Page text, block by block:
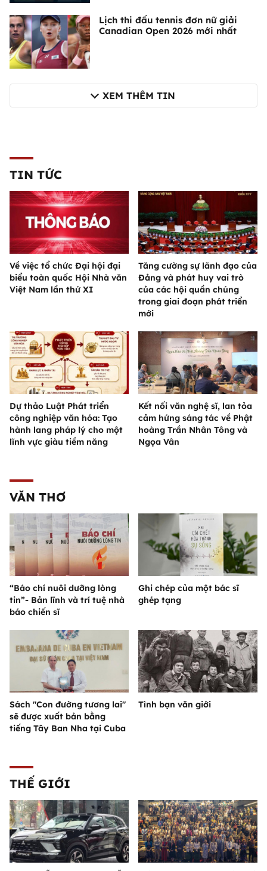
Lịch thi đấu tennis đơn nữ giải
Canadian Open 2026 mới nhất
XEM THÊM TIN
TIN TỨC
Về việc tổ chức Đại hội đại
biểu toàn quốc Hội Nhà văn
Việt Nam lần thứ XI
Tăng cường sự lãnh đạo của
Đảng và phát huy vai trò
của các hội quần chúng
trong giai đoạn phát triển
mới
Dự thảo Luật Phát triển
công nghiệp văn hóa: Tạo
hành lang pháp lý cho một
lĩnh vực giàu tiềm năng
Kết nối văn nghệ sĩ, lan tỏa
cảm hứng sáng tác về Phật
hoàng Trần Nhân Tông và
Ngọa Vân
VĂN THƠ
“Báo chí nuôi dưỡng lòng
tin”- Bản lĩnh và trí tuệ nhà
báo chiến sĩ
Ghi chép của một bác sĩ
ghép tạng
Sách "Con đường tương lai"
sẽ được xuất bản bằng
tiếng Tây Ban Nha tại Cuba
Tình bạn văn giới
THẾ GIỚI